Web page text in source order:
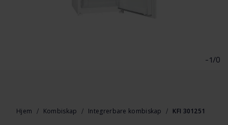
-1/0
Hjem Kombiskap Integrerbare kombiskap KFI 301251